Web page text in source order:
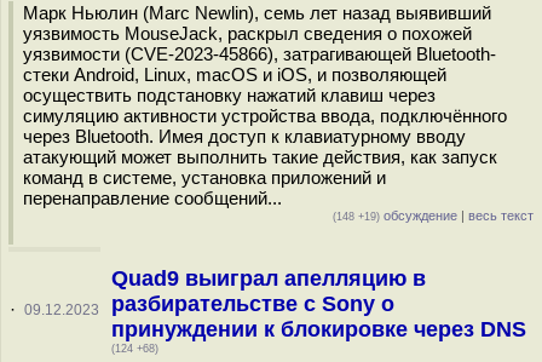
Марк Ньюлин (Marc Newlin), семь лет назад выявивший
уязвимость MouseJack, раскрыл сведения о похожей
уязвимости (CVE-2023-45866), затрагивающей Bluetooth-
стеки Android, Linux, macOS и iOS, и позволяющей
осуществить подстановку нажатий клавиш через
симуляцию активности устройства ввода, подключённого
через Bluetooth. Имея доступ к клавиатурному вводу
атакующий может выполнить такие действия, как запуск
команд в системе, установка приложений и
перенаправление сообщений...
(148 +19) обсуждение | весь текст
· 09.12.2023
Quad9 выиграл апелляцию в
разбирательстве с Sony о
принуждении к блокировке через DNS
(124 +68)